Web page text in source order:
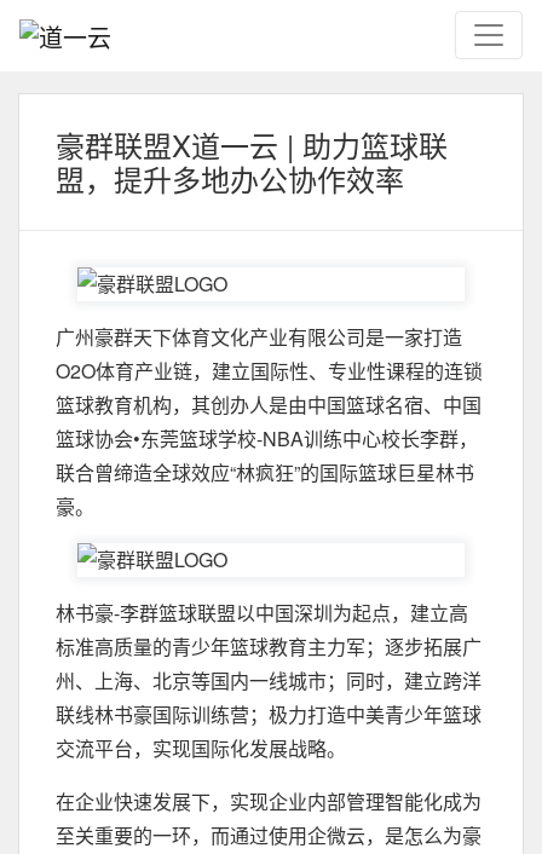
豪群联盟X道一云 | 助力篮球联
盟，提升多地办公协作效率
广州豪群天下体育文化产业有限公司是一家打造
O2O体育产业链，建立国际性、专业性课程的连锁
篮球教育机构，其创办人是由中国篮球名宿、中国
篮球协会•东莞篮球学校-NBA训练中心校长李群，
联合曾缔造全球效应“林疯狂”的国际篮球巨星林书
豪。
林书豪-李群篮球联盟以中国深圳为起点，建立高
标准高质量的青少年篮球教育主力军；逐步拓展广
州、上海、北京等国内一线城市；同时，建立跨洋
联线林书豪国际训练营；极力打造中美青少年篮球
交流平台，实现国际化发展战略。
在企业快速发展下，实现企业内部管理智能化成为
至关重要的一环，而通过使用企微云，是怎么为豪